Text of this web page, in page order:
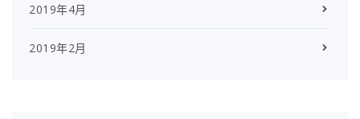
2019年4月
2019年2月